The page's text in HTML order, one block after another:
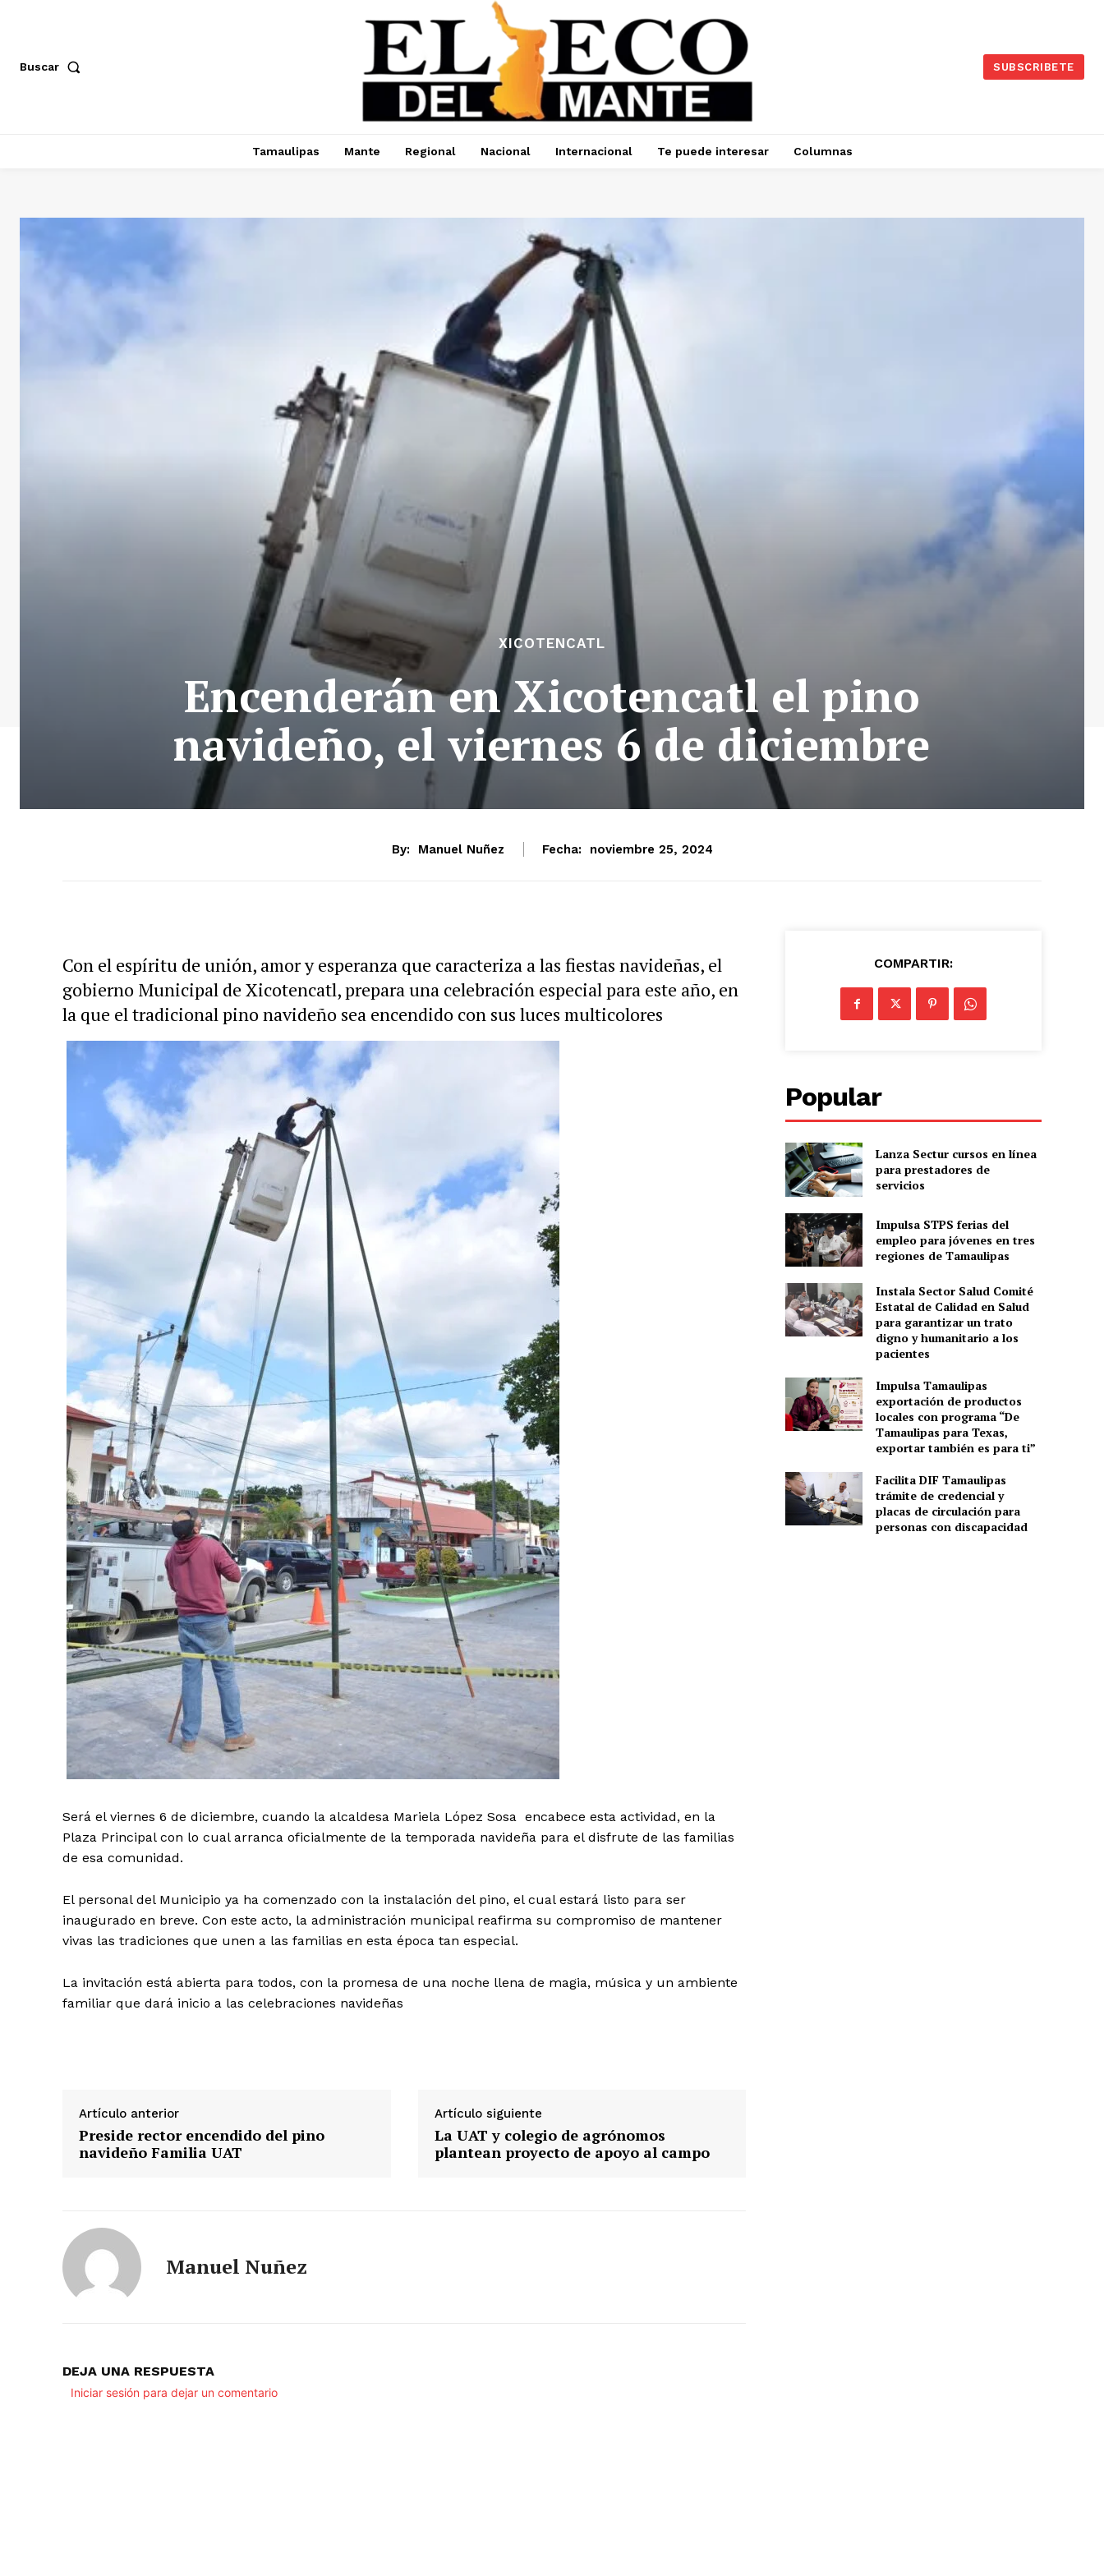
Buscar SUBSCRIBETE
Tamaulipas Mante Regional Nacional Internacional Te puede interesar Columnas
XICOTENCATL
Encenderán en Xicotencatl el pino
navideño, el viernes 6 de diciembre
By: Manuel Nuñez Fecha: noviembre 25, 2024
Con el espíritu de unión, amor y esperanza que caracteriza a las fiestas navideñas, el
gobierno Municipal de Xicotencatl, prepara una celebración especial para este año, en
la que el tradicional pino navideño sea encendido con sus luces multicolores
Será el viernes 6 de diciembre, cuando la alcaldesa Mariela López Sosa encabece esta actividad, en la
Plaza Principal con lo cual arranca oficialmente de la temporada navideña para el disfrute de las familias
de esa comunidad.
El personal del Municipio ya ha comenzado con la instalación del pino, el cual estará listo para ser
inaugurado en breve. Con este acto, la administración municipal reafirma su compromiso de mantener
vivas las tradiciones que unen a las familias en esta época tan especial.
La invitación está abierta para todos, con la promesa de una noche llena de magia, música y un ambiente
familiar que dará inicio a las celebraciones navideñas
Artículo anterior
Preside rector encendido del pino
navideño Familia UAT
Artículo siguiente
La UAT y colegio de agrónomos
plantean proyecto de apoyo al campo
Manuel Nuñez
DEJA UNA RESPUESTA
Iniciar sesión para dejar un comentario
COMPARTIR:
Popular
Lanza Sectur cursos en línea
para prestadores de
servicios
Impulsa STPS ferias del
empleo para jóvenes en tres
regiones de Tamaulipas
Instala Sector Salud Comité
Estatal de Calidad en Salud
para garantizar un trato
digno y humanitario a los
pacientes
Impulsa Tamaulipas
exportación de productos
locales con programa “De
Tamaulipas para Texas,
exportar también es para ti”
Facilita DIF Tamaulipas
trámite de credencial y
placas de circulación para
personas con discapacidad